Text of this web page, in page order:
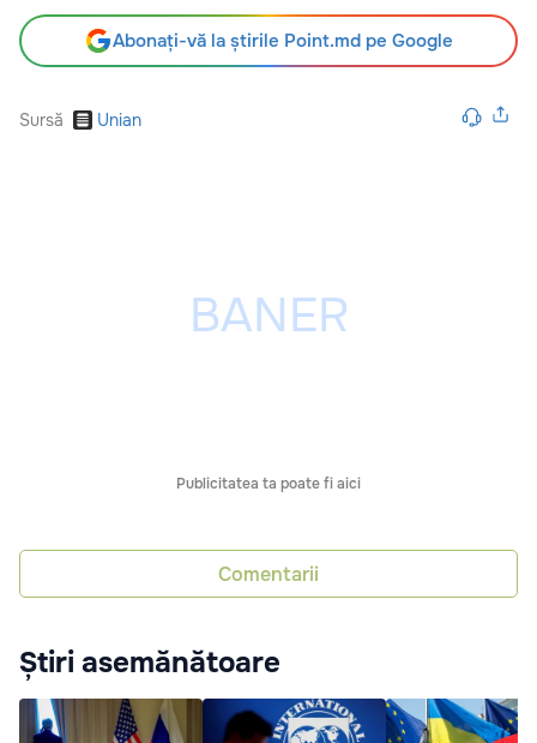
Abonați-vă la știrile Point.md pe Google
Sursă Unian
Publicitatea ta poate fi aici
Comentarii
Știri asemănătoare